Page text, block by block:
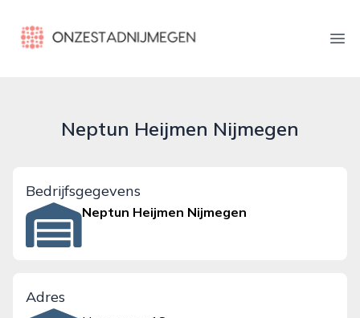
onzestadnijmegen.nl
Neptun Heijmen Nijmegen
Bedrijfsgegevens
Neptun Heijmen Nijmegen
Adres